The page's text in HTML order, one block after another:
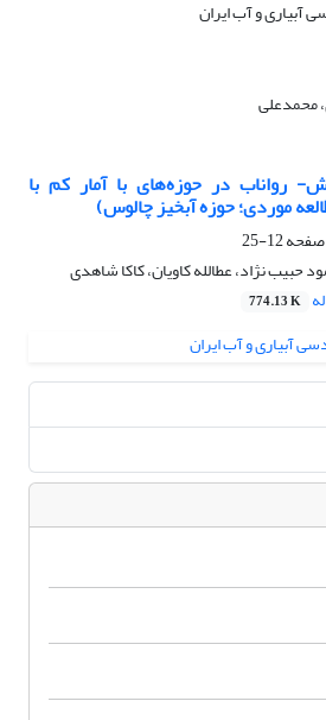
محمدعلی
رواناب در حوزه‌های با آمار کم با
12-25
نژاد، عطالله کاویان، کاکا شاهدی
774.13 K